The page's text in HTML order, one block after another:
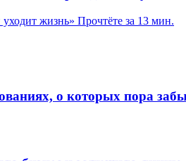
жизнь» Прочтёте за 13 мин.
о которых пора